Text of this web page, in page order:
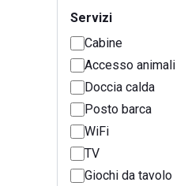
Servizi
Cabine
Accesso animali
Doccia calda
Posto barca
WiFi
TV
Giochi da tavolo